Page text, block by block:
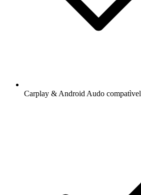
Carplay & Android Audo compatìvel